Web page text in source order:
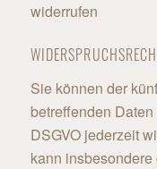
widerrufen
Sie können der
betreffenden
DSGVO jederzeit
kann